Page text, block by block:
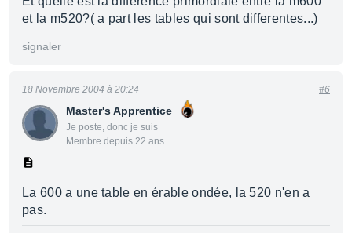
et la m520?( a part les tables qui sont differentes...)
signaler
Master's Apprentice
Je poste, donc je suis
Membre depuis 22 ans
18 Novembre 2004 à 20:24 #6
La 600 a une table en érable ondée, la 520 n'en a
pas.